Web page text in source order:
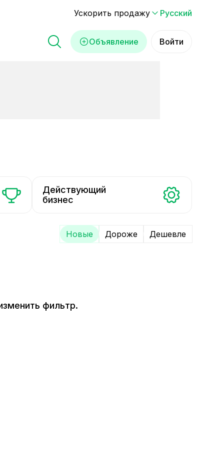
Ускорить продажу Русский
Объявление Войти
Действующий
бизнес
Новые Дороже Дешевле
фильтр.